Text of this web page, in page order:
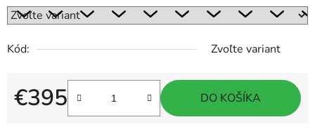
Kód: Zvoľte variant
€395
Jednotková cena:
DO KOŠÍKA